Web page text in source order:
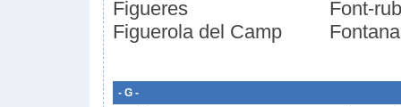
Figueres
Figuerola del Camp
Font-
- G -